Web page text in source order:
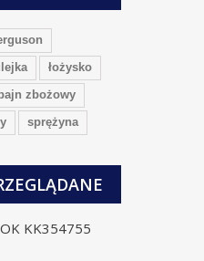
łożysko
zbożowy
sprężyna
KK354755